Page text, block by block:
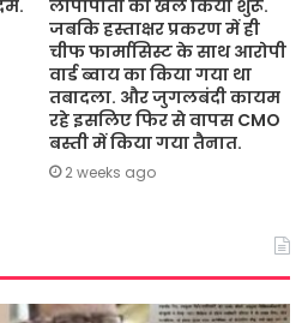
लीपापोती का खेल किया शुरू.
जबकि हस्ताक्षर प्रकरण में ही
चीफ फार्मासिस्ट के साथ आरोपी
वार्ड ब्वाय का किया गया था
तबादला. और जुगलबंदी कायम
रहे इसलिए फिर से वापस CMO
बस्ती में किया गया तैनात.
2 weeks ago